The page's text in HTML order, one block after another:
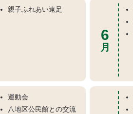
親子ふれあい遠足
6
月
運動会
八地区公民館との交流